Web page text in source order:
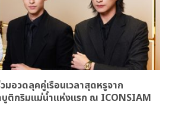
มอวดลุคคู่เรือนเวลาสุดหรูจาก
บูติกริมแม่น้ำแห่งแรก ณ ICONSIAM